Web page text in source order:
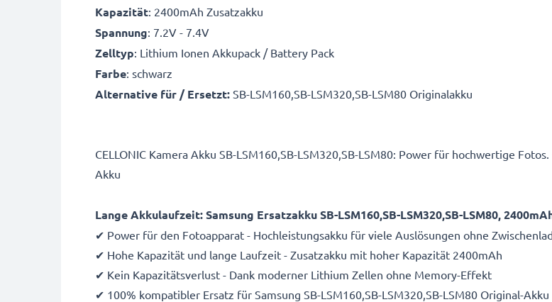
Kapazität: 2400mAh Zusatzakku
Spannung: 7.2V - 7.4V
Zelltyp: Lithium Ionen Akkupack / Battery Pack
Farbe: schwarz
Alternative für / Ersetzt: SB-LSM160,SB-LSM320,SB-LSM80 Originalakku
CELLONIC Kamera Akku SB-LSM160,SB-LSM320,SB-LSM80: Power für hochwertige
Akku
Lange Akkulaufzeit: Samsung Ersatzakku SB-LSM160,SB-LSM320,SB-LSM80,
✔ Power für den Fotoapparat - Hochleistungsakku für viele Auslösungen ohne
✔ Hohe Kapazität und lange Laufzeit - Zusatzakku mit hoher Kapazität 2400mAh
✔ Kein Kapazitätsverlust - Dank moderner Lithium Zellen ohne Memory-Effekt
✔ 100% kompatibler Ersatz für Samsung SB-LSM160,SB-LSM320,SB-LSM80 Original-Akku